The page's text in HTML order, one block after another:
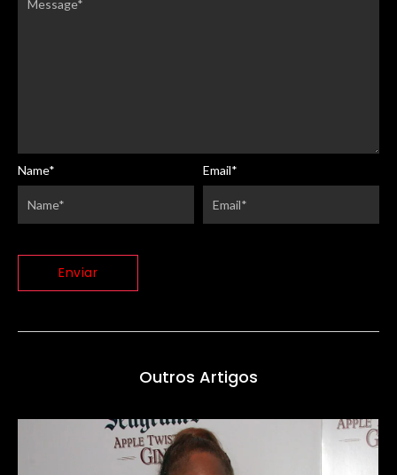
Name* Email*
Outros Artigos